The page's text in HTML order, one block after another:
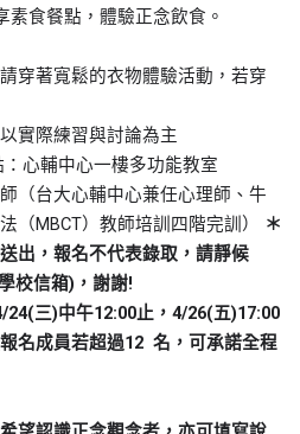
素食餐點，體驗正念飲食。
穿著寬鬆的衣物體驗活動，若穿
實際練習與討論為主
：心輔中心一樓多功能教室
（台大心輔中心兼任心理師、牛
（MBCT）教師培訓四階完訓）
＊
出，報名不代表錄取，請靜候
校信箱) ，謝謝!
24(三)中午12:00止， 4/26(五)17:00
名成員若超過12 名，可承諾全程